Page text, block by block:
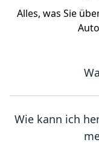
Alles, was Sie
Wie kann ich